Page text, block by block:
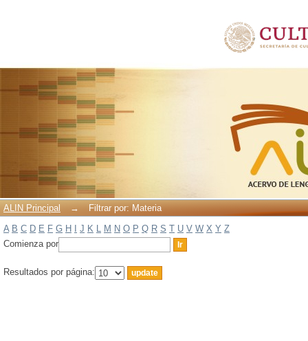
ALIN Principal →
Filtrar por: Materia
A B C D E F G H J K L M N O P Q R S T U V W X Y Z
Comienza por
Resultados por página: